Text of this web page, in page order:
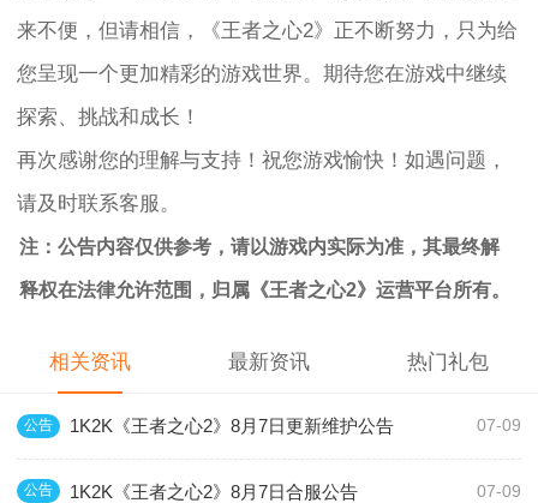
来不便，但请相信，《王者之心2》正不断努力，只为给
您呈现一个更加精彩的游戏世界。期待您在游戏中继续
探索、挑战和成长！
再次感谢您的理解与支持！祝您游戏愉快！如遇问题，
请及时联系客服。
注：公告内容仅供参考，请以游戏内实际为准，其最终解
释权在法律允许范围，归属《王者之心2》运营平台所有。
相关资讯 最新资讯 热门礼包
公告 1K2K《王者之心2》8月7日更新维护公告 07-09
公告 1K2K《王者之心2》8月7日合服公告 07-09